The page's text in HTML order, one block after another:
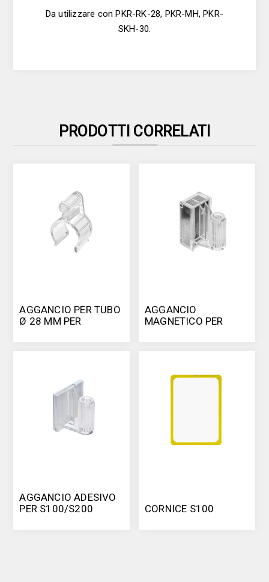
Da utilizzare con PKR-RK-28, PKR-MH, PKR-
SKH-30.
PRODOTTI CORRELATI
AGGANCIO PER TUBO
Ø 28 MM PER
AGGANCIO
MAGNETICO PER
AGGANCIO ADESIVO
PER S100/S200
CORNICE S100